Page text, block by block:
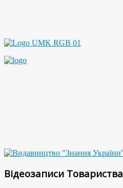
Відеозаписи Товариства